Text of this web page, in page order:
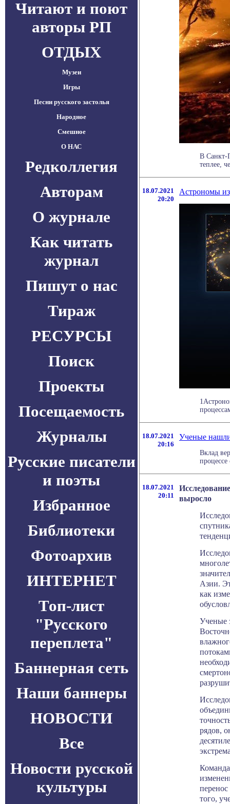
Читают и поют
авторы РП
ОТДЫХ
Музеи
Игры
Песни русского застолья
Народное
Смешное
О НАС
Редколлегия
Авторам
О журнале
Как читать
журнал
Пишут о нас
Тираж
РЕСУРСЫ
Поиск
Проекты
Посещаемость
Журналы
Русские писатели
и поэты
Избранное
Библиотеки
Фотоархив
ИНТЕРНЕТ
Топ-лист
"Русского
переплета"
Баннерная сеть
Наши баннеры
НОВОСТИ
Все
Новости русской
культуры
В Санкт-
теплее,
18.07.2021
20:20
Астрономы
18.07.2021
20:16
Ученые
Вклад
18.07.2021
20:11
выросло
Азии.
как
Ученые
рядов,
того,